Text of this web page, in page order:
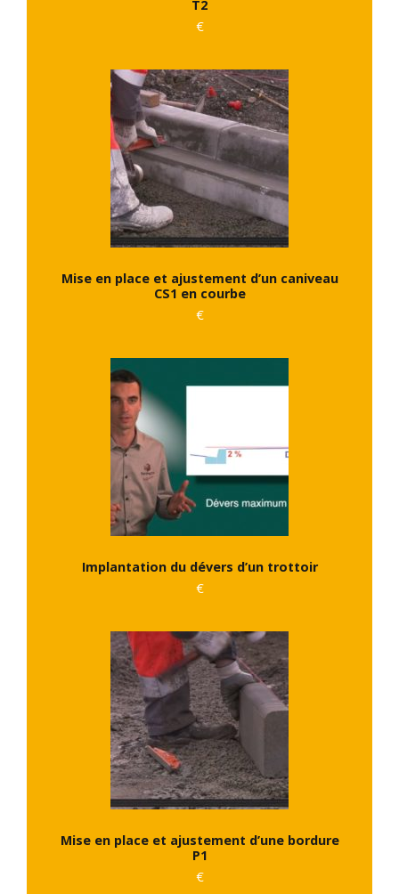
T2
€
Mise en place et ajustement d’un caniveau
CS1 en courbe
€
Implantation du dévers d’un trottoir
€
Mise en place et ajustement d’une bordure
P1
€